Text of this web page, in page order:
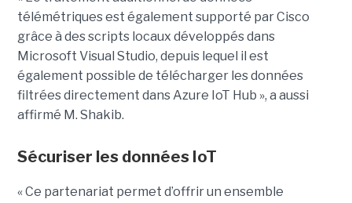
télémétriques est également supporté par Cisco
grâce à des scripts locaux développés dans
Microsoft Visual Studio, depuis lequel il est
également possible de télécharger les données
filtrées directement dans Azure IoT Hub », a aussi
affirmé M. Shakib.
Sécuriser les données IoT
« Ce partenariat permet d’offrir un ensemble